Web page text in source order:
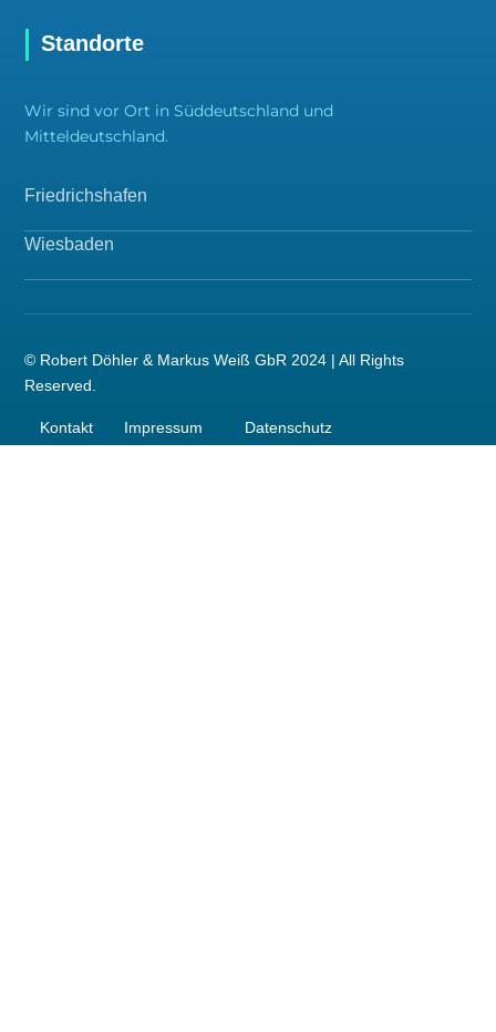
Standorte
Wir sind vor Ort in Süddeutschland und
Mitteldeutschland.
Friedrichshafen
Wiesbaden
© Robert Döhler & Markus Weiß GbR 2024 | All Rights
Reserved.
Kontakt Impressum Datenschutz